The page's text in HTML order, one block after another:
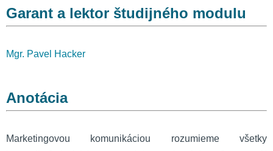
Garant a lektor študijného modulu
Mgr. Pavel Hacker
Anotácia
Marketingovou komunikáciou rozumieme všetky